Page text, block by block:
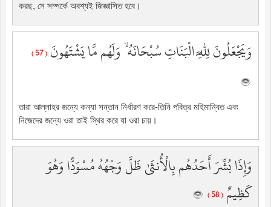
করছ, সে সম্পর্কে অবশ্যই জিজ্ঞাসিত হবে।
وَيَجْعَلُونَ لِلَّهِ الْبَنَاتِ سُبْحَانَهُ ۙ وَلَهُم مَّا يَشْتَهُونَ ( 57 )
তারা আল্লাহর জন্যে কন্যা সন্তান নির্ধারণ করে-তিনি পবিত্র মহিমান্বিত এবং
নিজেদের জন্যে ওরা তাই স্থির করে যা ওরা চায়।
وَإِذَا بُشِّرَ أَحَدُهُم بِالْأُنثَىٰ ظَلَّ وَجْهُهُ مُسْوَدًّا وَهُوَ
كَظِيمٌ ( 58 )